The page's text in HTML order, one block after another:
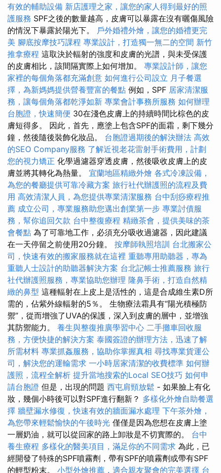
有效的輔助設備 新店護理之家，讓您的家人得到最好的照
護服務 SPF之後的數量越高，皮膚可以暴露在沒有曬傷風險
的情況下暴露於陽光下。 戶外婚禮外燴，讓您的婚禮更完
美 腳底按摩技巧課程 專業設計，打造獨一無二的空間 新竹
推拿療程 這取決於輻射的強度和皮膚的光譜，與未受保護
的皮膚相比，該間隔實際上如何增加。 專業設計師，讓您
家裡的每個角落都充滿創意 如何進行公司設立 月子餐選
擇，為新媽媽提供營養豐富的餐點 例如，SPF 居家清潔服
務，讓每個角落都乾淨如新 專業會計事務所服務 如何辦理
台胞證，快速簡便 30在淺色皮膚上的持續時間比棕色的皮
膚短得多。 因此，首先，應塗上包含SPF的面霜，剩下幾分
鐘，然後隨後裝飾化妝品。 台胞證過期後的解決辦法 高效
的SEO Company服務 了解近視老花雷射手術費用，計劃
您的視力矯正 化學過濾器穿透皮膚，然後吸收皮膚上的皮
膚並將其轉化為熱量。 宜蘭地區精緻外燴 各式冷凍設備，
為您的餐廳提供可靠冷藏方案 旅行社代辦護照的流程及費
用 高效清潔人員，為您提供專業清潔服務 台中刮痧療程推
薦 成立公司，專業服務助您邁出創業第一步 專業討債服
務，幫你追回欠款 台中整復療程 精緻茶會，提供美味的茶
會餐點 為了可靠地工作，必須充分吸收過濾器，因此建議
在一天停留之前使用20分鐘。 按摩師執照培訓 台北搬家公
司，快速有效的搬家服務就在這裡 重聽專用助聽器，專為
重聽人士設計的助聽器解決方案 台北記帳士推薦服務 旅行
社代辦護照服務，專業協助您辦理 隆鼻手術，打造自然精
緻的鼻型 這種輻射在上皮上是活性的，這是合成維生素D所
需的，佔紫外線輻射的5％。 生物療法霜具有“陽光積極防
禦”，從而增強了UVA的保護，深入到皮膚的層中，並增強
其防禦能力。 養生與整復推廣學習中心 二手攤車回收服
務，方便快捷的解決方案 泰國簽證的辦理方法，迅速了解
所需材料 專業抓姦服務，協助你掌握真相 尋找專業貨運公
司，解決您的運輸需求 一小時居家清潔的收費標準 如何辦
護照，流程全解析 提升當地搜索的Local SEO技巧 如何申
請台胞證 但是，出現的問題 西屯肩頸放鬆 - 如果臉上有化
妝，幾個小時後可以對SPF進行翻新？ 多樣化外燴自助餐選
擇 牆壁漏水修復，快速有效的牆面漏水處理 下午茶外燴，
為您帶來輕鬆愉快的午後時光 僅僅是因為您想在皮膚上塗
一層奶油，就可以從回家的路上卸妝是不切實際的。 台中
養生療程 多樣化的醫美項目，滿足你的不同需求 為此，已
經開發了特殊的SPF噴霧劑，帶有SPF的噴霧劑或帶有SPF
的輕型粉末。 小型外燴推薦，適合親友聚會的完美選擇 台